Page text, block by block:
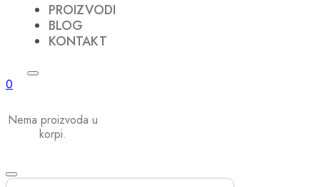
PROIZVODI
BLOG
KONTAKT
0
Nema proizvoda u
korpi.